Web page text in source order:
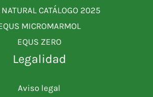
CATÁLOGO 2025
MICROMARMOL
EQUS ZERO
Legalidad
Aviso legal